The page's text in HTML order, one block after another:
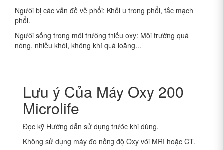
Người bị các vấn đề về phổi: Khối u trong phổi, tắc mạch
phổi.
Người sống trong môi trường thiếu oxy: Môi trường quá
nóng, nhiều khói, không khí quá loãng...
Lưu ý Của Máy Oxy 200
Microlife
Đọc kỹ Hướng dẫn sử dụng trước khi dùng.
Không sử dụng máy đo nồng độ Oxy với MRI hoặc CT.